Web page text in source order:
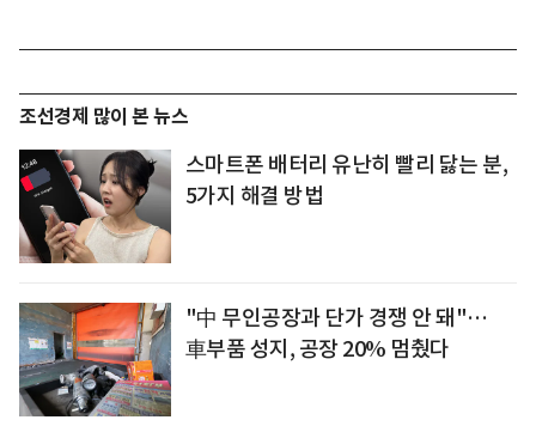
조선경제 많이 본 뉴스
스마트폰 배터리 유난히 빨리 닳는 분,
5가지 해결 방법
"中 무인공장과 단가 경쟁 안 돼"…
車부품 성지, 공장 20% 멈췄다